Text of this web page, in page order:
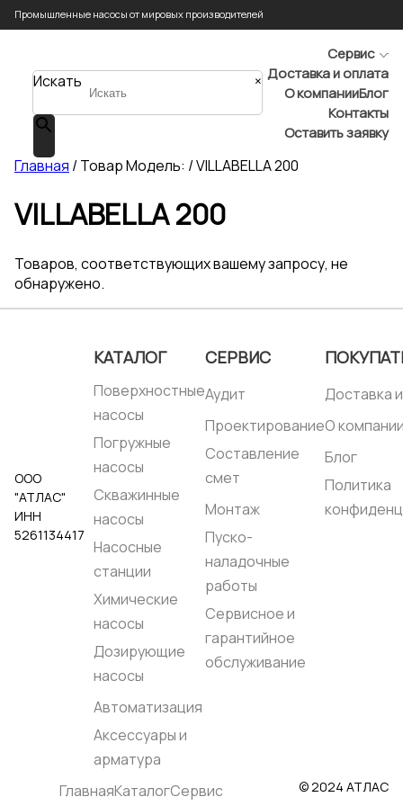
Промышленные насосы от мировых производителей
Искать ×
Сервис
Доставка и оплата
О компанииБлог
Контакты
Оставить заявку
Главная / Товар Модель: / VILLABELLA 200
VILLABELLA 200
Товаров, соответствующих вашему запросу, не
обнаружено.
ООО
"АТЛАС"
ИНН
5261134417
КАТАЛОГ
Поверхностные
насосы
Погружные
насосы
Скважинные
насосы
Насосные
станции
Химические
насосы
Дозирующие
насосы
Автоматизация
Аксессуары и
арматура
СЕРВИС
Аудит
Проектирование
Составление
смет
Монтаж
Пуско-
наладочные
работы
Сервисное и
гарантийное
обслуживание
Доставка
О
Блог
Политика
ГлавнаяКаталогСервис © 2024 АТЛАС